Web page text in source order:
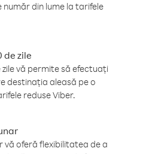
din lume la tarifele
de zile
vă permite să efectuați
destinația aleasă pe o
reduse Viber.
vă oferă flexibilitatea de a